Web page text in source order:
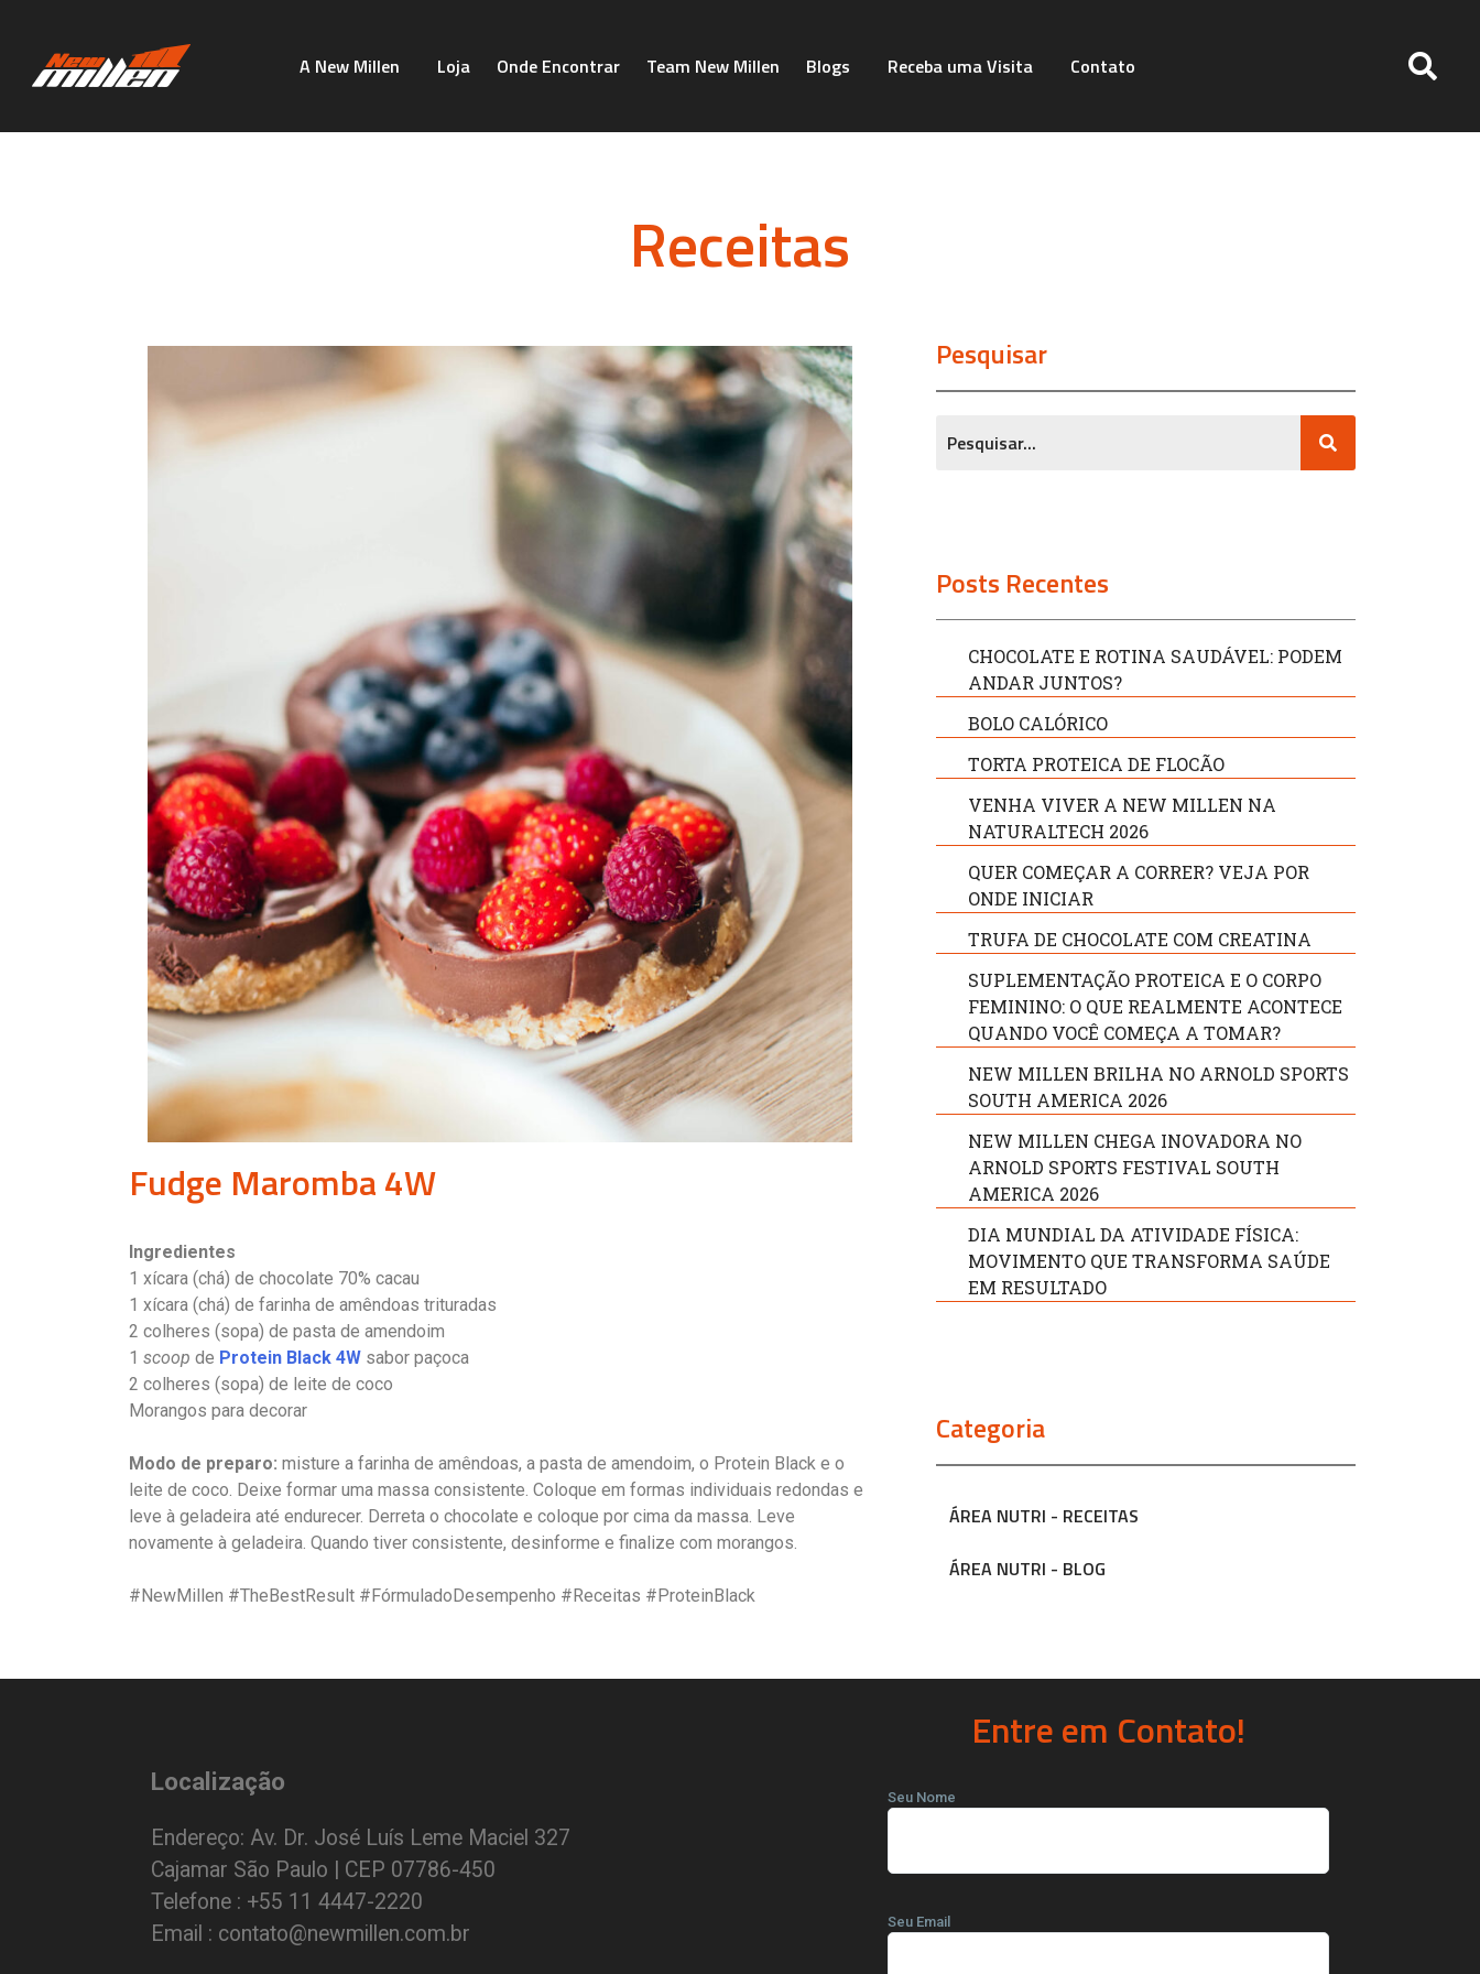
A New Millen Loja Onde Encontrar Team New Millen Blogs Receba uma Visita Contato
Receitas
Fudge Maromba 4W
Ingredientes
1 xícara (chá) de chocolate 70% cacau
1 xícara (chá) de farinha de amêndoas trituradas
2 colheres (sopa) de pasta de amendoim
1 scoop de Protein Black 4W sabor paçoca
2 colheres (sopa) de leite de coco
Morangos para decorar
Modo de preparo: misture a farinha de amêndoas, a pasta de amendoim, o Protein Black e o
leite de coco. Deixe formar uma massa consistente. Coloque em formas individuais redondas e
leve à geladeira até endurecer. Derreta o chocolate e coloque por cima da massa. Leve
novamente à geladeira. Quando tiver consistente, desinforme e finalize com morangos.
#NewMillen #TheBestResult #FórmuladoDesempenho #Receitas #ProteinBlack
Pesquisar
Posts Recentes
CHOCOLATE E ROTINA SAUDÁVEL: PODEM
ANDAR JUNTOS?
BOLO CALÓRICO
TORTA PROTEICA DE FLOCÃO
VENHA VIVER A NEW MILLEN NA
NATURALTECH 2026
QUER COMEÇAR A CORRER? VEJA POR
ONDE INICIAR
TRUFA DE CHOCOLATE COM CREATINA
SUPLEMENTAÇÃO PROTEICA E O CORPO
FEMININO: O QUE REALMENTE ACONTECE
QUANDO VOCÊ COMEÇA A TOMAR?
NEW MILLEN BRILHA NO ARNOLD SPORTS
SOUTH AMERICA 2026
NEW MILLEN CHEGA INOVADORA NO
ARNOLD SPORTS FESTIVAL SOUTH
AMERICA 2026
DIA MUNDIAL DA ATIVIDADE FÍSICA:
MOVIMENTO QUE TRANSFORMA SAÚDE
EM RESULTADO
Categoria
ÁREA NUTRI - RECEITAS
ÁREA NUTRI - BLOG
Localização
Endereço: Av. Dr. José Luís Leme Maciel 327
Cajamar São Paulo | CEP 07786-450
Telefone : +55 11 4447-2220
Email : contato@newmillen.com.br
Entre em Contato!
Seu Nome
Seu Email